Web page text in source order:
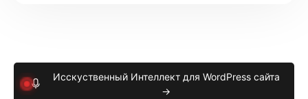
Исскуственный Интеллект для WordPress сайта
→